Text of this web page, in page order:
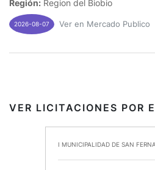
Región: Region del Biobio
2026-08-07 Ver en Mercado Publico
VER LICITACIONES POR
I MUNICIPALIDAD DE SAN